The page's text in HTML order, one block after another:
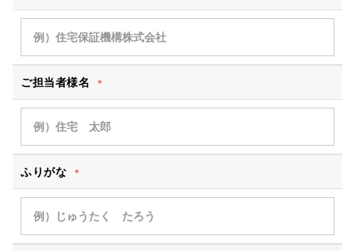
ご担当者様名 ＊
ふりがな ＊